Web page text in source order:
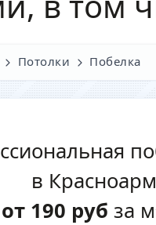
Потолки Побелка
в
от 190 руб за м